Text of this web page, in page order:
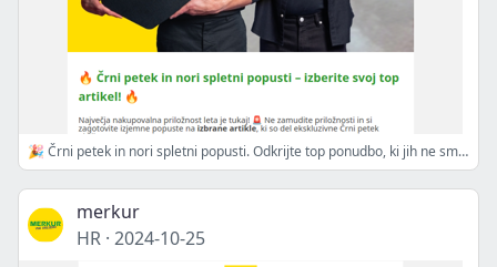
🎉 Črni petek in nori spletni popusti. Odkrijte top ponudbo, ki jih ne smete zamuditi!
merkur
HR · 2024-10-25